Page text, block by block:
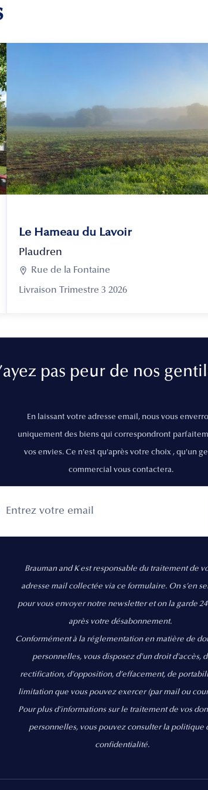
Le Hameau du Lavoir
Plaudren
 Rue de la Fontaine
Livraison Trimestre 3 2026
pas peur de nos
En laissant votre adresse email, nous vous
uniquement des biens qui correspondront
vos envies. Ce n'est qu'après votre choix , qu'un
commercial vous contactera.
Brauman and K est responsable du traitement de
adresse mail collectée via ce formulaire. On s’en
pour vous envoyer notre newsletter et on la garde
après votre désabonnement.
Conformément à la réglementation en matière de
personnelles, vous disposez d'un droit d'accès,
rectification, d’opposition, d’effacement, de
limitation que vous pouvez exercer(par mail ou
Pour plus d’informations sur le traitement de vos
personnelles, vous pouvez consulter la politique
confidentialité.